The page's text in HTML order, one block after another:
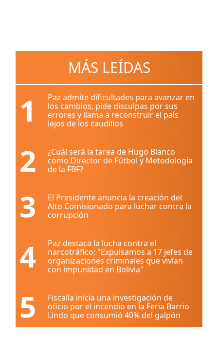
MÁS LEÍDAS
1
Paz admite dificultades para avanzar en
los cambios, pide disculpas por sus
errores y llama a reconstruir el país
lejos de los caudillos
2
¿Cuál será la tarea de Hugo Blanco
como Director de Fútbol y Metodología
de la FBF?
3
El Presidente anuncia la creación del
Alto Comisionado para luchar contra la
corrupción
4
Paz destaca la lucha contra el
narcotráfico: "Expulsamos a 17 jefes de
organizaciones criminales que vivían
con impunidad en Bolivia"
5
Fiscalía inicia una investigación de
oficio por el incendio en la Feria Barrio
Lindo que consumió 40% del galpón